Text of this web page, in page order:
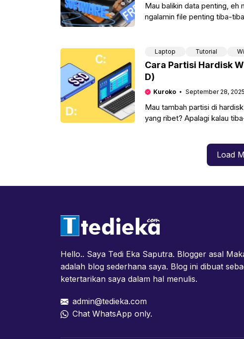
Mau balikin data penting, eh
ngalamin file penting tiba-
Laptop Tutorial
Cara Partisi Hardisk
D)
Kuroko September 28, 2025
Mau tambah partisi di
yang ribet? Apalagi kalau
Load
Hello.. Saya Tedi Eka Saputra. Blogger asal
adalah blog sederhana saya. Blog ini dibuat
ketertarikan saya dalam hal menulis.
admin@tedieka.com
Chat WhatsApp only.